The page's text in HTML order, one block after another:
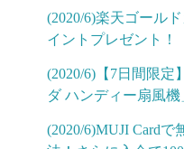
(2020/6)楽天ゴール
イントプレゼント！
(2020/6)【7日間限
ダ ハンディー扇風機
(2020/6)MUJI Card